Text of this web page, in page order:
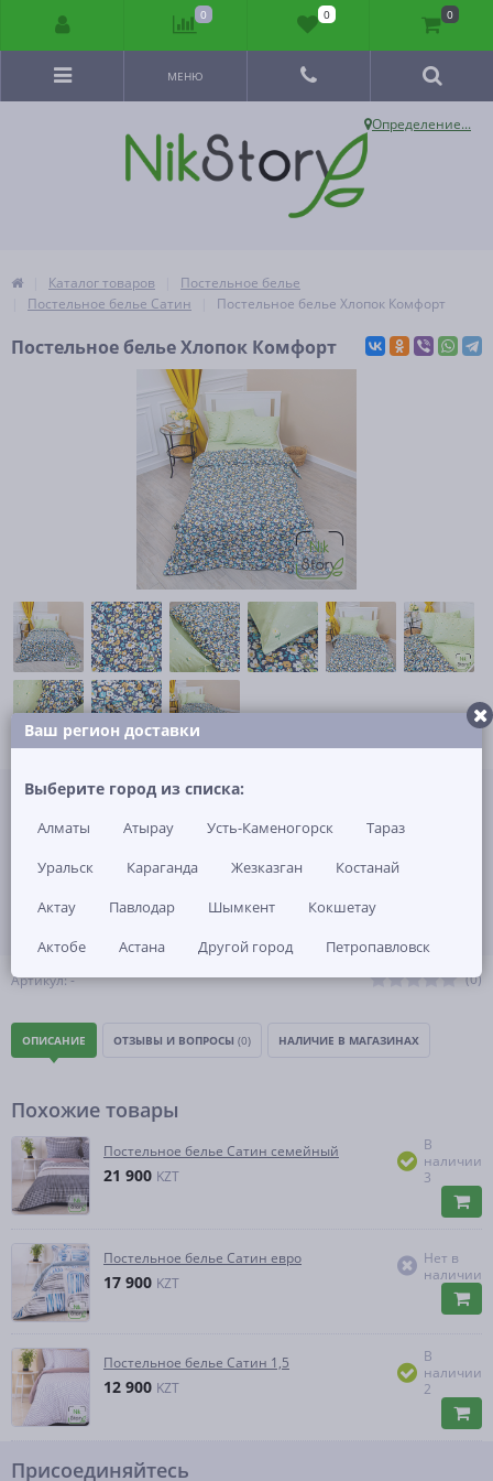
Определение...
МЕНЮ
Каталог товаров
Постельное белье
Постельное белье Сатин
Постельное белье Хлопок Комфорт
Постельное белье Хлопок Комфорт
Артикул: - (0)
Не указана цена за 1 шт
ОПИСАНИЕ ОТЗЫВЫ И ВОПРОСЫ (0) НАЛИЧИЕ В МАГАЗИНАХ
Похожие товары
Постельное белье Сатин семейный
21 900 KZT
В
наличии
3
Постельное белье Сатин евро
17 900 KZT
Нет в
наличии
Постельное белье Сатин 1,5
12 900 KZT
В
наличии
2
Присоединяйтесь
Ваш регион доставки
Выберите город из списка:
Алматы Атырау Усть-Каменогорск
Тараз
Уральск
Караганда Жезказган
Костанай
Актау
Павлодар Шымкент
Кокшетау
Актобе
Астана Другой город Петропавловск
0 0 0